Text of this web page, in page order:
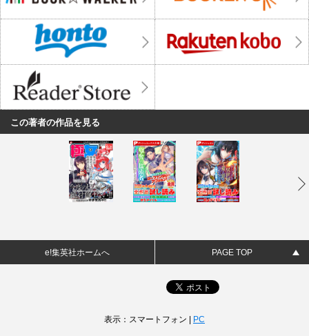
この著者の作品を見る
e!集英社ホームへ PAGE TOP
表示：スマートフォン | PC